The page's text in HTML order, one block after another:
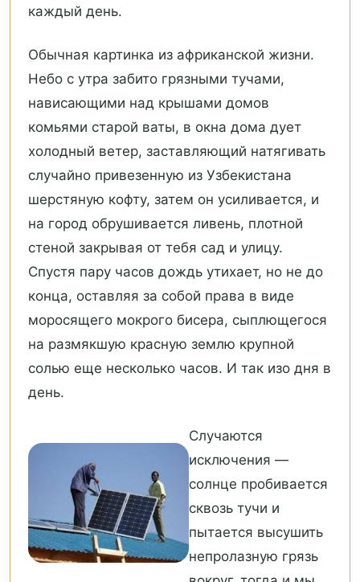
каждый день.
Обычная картинка из африканской жизни.
Небо с утра забито грязными тучами,
нависающими над крышами домов
комьями старой ваты, в окна дома дует
холодный ветер, заставляющий натягивать
случайно привезенную из Узбекистана
шерстяную кофту, затем он усиливается, и
на город обрушивается ливень, плотной
стеной закрывая от тебя сад и улицу.
Спустя пару часов дождь утихает, но не до
конца, оставляя за собой права в виде
моросящего мокрого бисера, сыплющегося
на размякшую красную землю крупной
солью еще несколько часов. И так изо дня в
день.
Случаются
исключения —
солнце пробивается
сквозь тучи и
пытается высушить
непролазную грязь